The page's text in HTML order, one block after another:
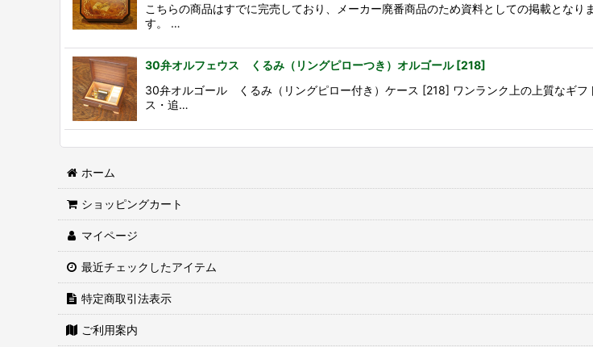
こちらの商品はすでに完売しており、メーカー廃番商品のため資料としての掲載とな
す。 …
30弁オルフェウス くるみ（リングピローつき）オルゴール [218]
30弁オルゴール くるみ（リングピロー付き）ケース [218] ワンランク上の上質なギ
ス・追…
ホーム
ショッピングカート
マイページ
最近チェックしたアイテム
特定商取引法表示
ご利用案内